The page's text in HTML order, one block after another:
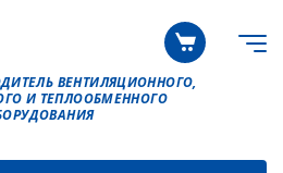
ВЕНТИЛЯЦИОННОГО,
И ТЕПЛООБМЕННОГО